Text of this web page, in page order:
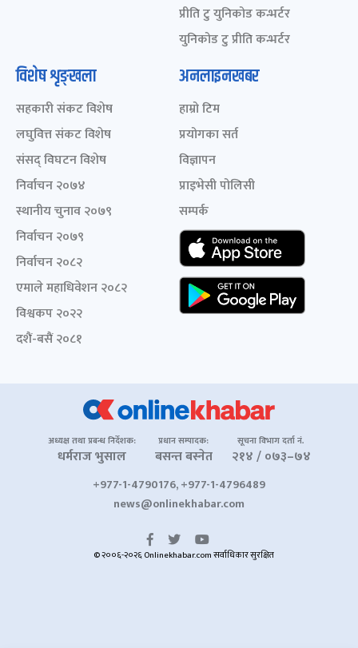
प्रीति टु युनिकोड कन्भर्टर
युनिकोड टु प्रीति कन्भर्टर
विशेष शृङ्खला
सहकारी संकट विशेष
लघुवित्त संकट विशेष
संसद् विघटन विशेष
निर्वाचन २०७४
स्थानीय चुनाव २०७९
निर्वाचन २०७९
निर्वाचन २०८२
एमाले महाधिवेशन २०८२
विश्वकप २०२२
दशैं-बसैं २०८१
अनलाइनखबर
हाम्रो टिम
प्रयोगका सर्त
विज्ञापन
प्राइभेसी पोलिसी
सम्पर्क
अध्यक्ष तथा प्रबन्ध निर्देशक:
धर्मराज भुसाल
प्रधान सम्पादक:
बसन्त बस्नेत
सूचना विभाग दर्ता नं.
२१४ / ०७३–७४
+977-1-4790176, +977-1-4796489
news@onlinekhabar.com
© २००६-२०२६ Onlinekhabar.com सर्वाधिकार सुरक्षित